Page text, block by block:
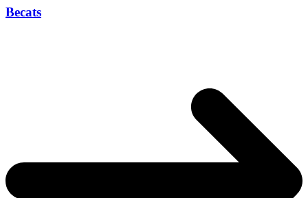
Becats